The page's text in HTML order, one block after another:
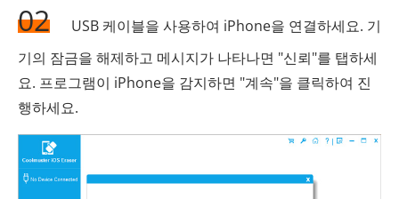
02
USB 케이블을 사용하여 iPhone을 연결하세요. 기
기의 잠금을 해제하고 메시지가 나타나면 "신뢰"를 탭하세
요. 프로그램이 iPhone을 감지하면 "계속"을 클릭하여 진
행하세요.